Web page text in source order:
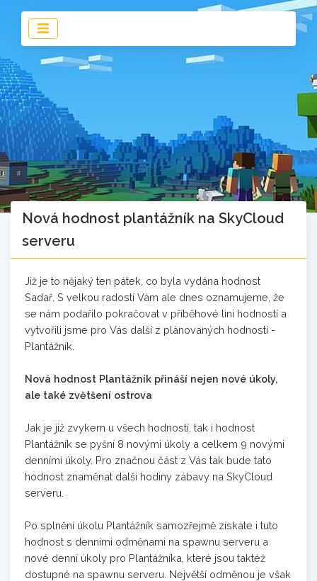
Nová hodnost plantážník na SkyCloud
serveru
Již je to nějaký ten pátek, co byla vydána hodnost
Sadař. S velkou radostí Vám ale dnes oznamujeme, že
se nám podařilo pokračovat v příběhové lini hodností a
vytvořili jsme pro Vás další z plánovaných hodností -
Plantážník.
Nová hodnost Plantážník přináší nejen nové úkoly,
ale také zvětšení ostrova
Jak je již zvykem u všech hodností, tak i hodnost
Plantážník se pyšní 8 novými úkoly a celkem 9 novými
denními úkoly. Pro značnou část z Vás tak bude tato
hodnost znaměnat další hodiny zábavy na SkyCloud
serveru.
Po splnění úkolu Plantážník samozřejmě získáte i tuto
hodnost s denními odměnami na spawnu serveru a
nové denní úkoly pro Plantážníka, které jsou taktéž
dostupné na spawnu serveru. Největší odměnou je však